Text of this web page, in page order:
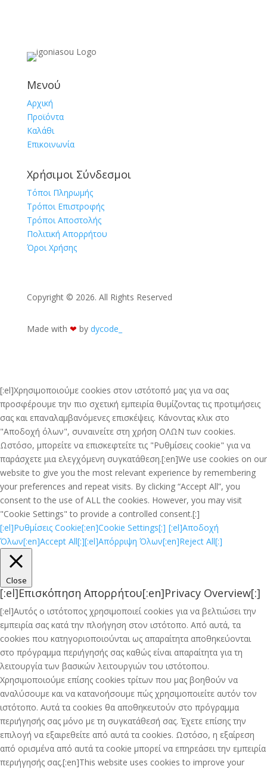
Μενού
Αρχική
Προϊόντα
Καλάθι
Επικοινωνία
Χρήσιμοι Σύνδεσμοι
Τόποι Πληρωμής
Τρόποι Επιστροφής
Τρόποι Αποστολής
Πολιτική Απορρήτου
Όροι Χρήσης
Copyright © 2026. All Rights Reserved
Made with ❤︎ by dycode_
[:el]Χρησιμοποιούμε cookies στον ιστότοπό μας για να σας
προσφέρουμε την πιο σχετική εμπειρία θυμίζοντας τις προτιμήσεις
σας και επαναλαμβανόμενες επισκέψεις. Κάνοντας κλικ στο
"Αποδοχή όλων", συναινείτε στη χρήση ΟΛΩΝ των cookies.
Ωστόσο, μπορείτε να επισκεφτείτε τις "Ρυθμίσεις cookie" για να
παράσχετε μια ελεγχόμενη συγκατάθεση.[:en]We use cookies on our
website to give you the most relevant experience by remembering
your preferences and repeat visits. By clicking “Accept All”, you
consent to the use of ALL the cookies. However, you may visit
"Cookie Settings" to provide a controlled consent.[:]
[:el]Ρυθμίσεις Cookie[:en]Cookie Settings[:] [:el]Αποδοχή
Όλων[:en]Accept All[:][:el]Απόρριψη Όλων[:en]Reject All[:]
Close
[:el]Επισκόπηση Απορρήτου[:en]Privacy Overview[:]
[:el]Αυτός ο ιστότοπος χρησιμοποιεί cookies για να βελτιώσει την
εμπειρία σας κατά την πλοήγηση στον ιστότοπο. Από αυτά, τα
cookies που κατηγοριοποιούνται ως απαραίτητα αποθηκεύονται
στο πρόγραμμα περιήγησής σας καθώς είναι απαραίτητα για τη
λειτουργία των βασικών λειτουργιών του ιστότοπου.
Χρησιμοποιούμε επίσης cookies τρίτων που μας βοηθούν να
αναλύσουμε και να κατανοήσουμε πώς χρησιμοποιείτε αυτόν τον
ιστότοπο. Αυτά τα cookies θα αποθηκευτούν στο πρόγραμμα
περιήγησής σας μόνο με τη συγκατάθεσή σας. Έχετε επίσης την
επιλογή να εξαιρεθείτε από αυτά τα cookies. Ωστόσο, η εξαίρεση
από ορισμένα από αυτά τα cookie μπορεί να επηρεάσει την εμπειρία
περιήγησής σας.[:en]This website uses cookies to improve your